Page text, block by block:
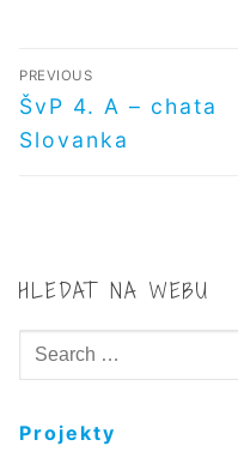
NAVIGACE
PRO
PŘÍSPĚVEK
PREVIOUS
Předchozí
příspěvek
ŠvP 4. A – chata
Slovanka
HLEDAT NA WEBU
Hledat:
Projekty